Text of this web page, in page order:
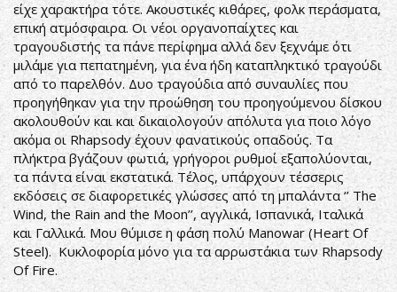
είχε χαρακτήρα τότε. Ακουστικές κιθάρες, φολκ περάσματα,
επική ατμόσφαιρα. Οι νέοι οργανοπαίχτες και
τραγουδιστής τα πάνε περίφημα αλλά δεν ξεχνάμε ότι
μιλάμε για πεπατημένη, για ένα ήδη καταπληκτικό τραγούδι
από το παρελθόν. Δυο τραγούδια από συναυλίες που
προηγήθηκαν για την προώθηση του προηγούμενου δίσκου
ακολουθούν και και δικαιολογούν απόλυτα για ποιο λόγο
ακόμα οι Rhapsody έχουν φανατικούς οπαδούς. Τα
πλήκτρα βγάζουν φωτιά, γρήγοροι ρυθμοί εξαπολύονται,
τα πάντα είναι εκστατικά. Τέλος, υπάρχουν τέσσερις
εκδόσεις σε διαφορετικές γλώσσες από τη μπαλάντα ‘’ The
Wind, the Rain and the Moon’’, αγγλικά, Ισπανικά, Ιταλικά
και Γαλλικά. Μου θύμισε η φάση πολύ Manowar (Heart Of
Steel). Κυκλοφορία μόνο για τα αρρωστάκια των Rhapsody
Of Fire.